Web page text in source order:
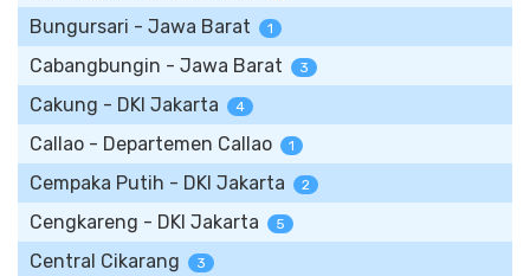
Bungursari - Jawa Barat 1
Cabangbungin - Jawa Barat 3
Cakung - DKI Jakarta 4
Callao - Departemen Callao 1
Cempaka Putih - DKI Jakarta 2
Cengkareng - DKI Jakarta 5
Central Cikarang 3